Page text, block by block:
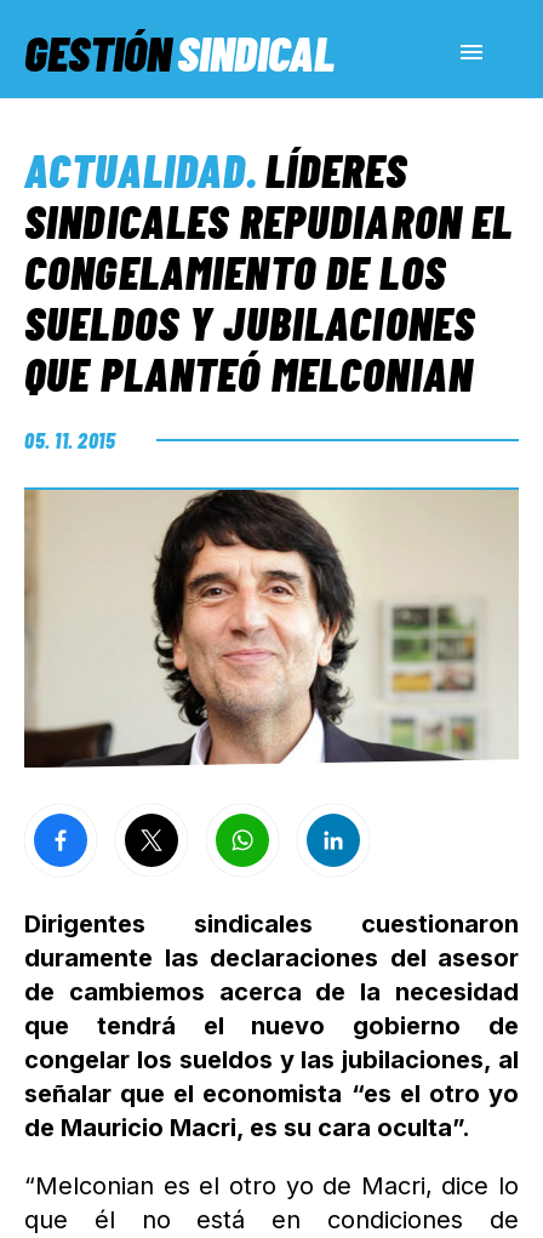
GESTIÓNSINDICAL
SERVICIOS SOCIALES
INFORMES ESPECIALES
FUERA DE MEGÁFONO
EL LADO «G»
ACTUALIDAD.LÍDERES
SINDICALES REPUDIARON EL
CONGELAMIENTO DE LOS
SUELDOS Y JUBILACIONES
QUE PLANTEÓ MELCONIAN
05. 11. 2015
Dirigentes sindicales cuestionaron
duramente las declaraciones del asesor
de cambiemos acerca de la necesidad
que tendrá el nuevo gobierno de
congelar los sueldos y las jubilaciones, al
señalar que el economista “es el otro yo
de Mauricio Macri, es su cara oculta”.
“Melconian es el otro yo de Macri, dice lo
que él no está en condiciones de